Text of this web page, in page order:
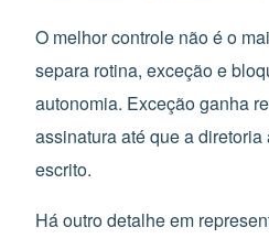
O melhor controle não é o
separa rotina, exceção e
autonomia. Exceção ganha
assinatura até que a
escrito.
Há outro detalhe em